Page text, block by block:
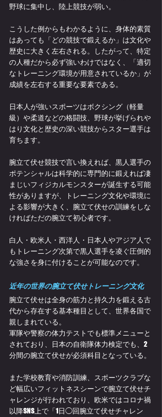
野球に集中し、陸上競技が弱い。
こうした例からもわかるように、身体的素質
はあっても「どの競技で鍛えるか」は文化や
歴史に大きく左右される。したがって、特定
の人種だから必ず強いわけではなく、「適切
なトレーニング環境が用意されているか」が
成績を左右する重要な要素である。
日本人が強いスポーツはボクシング（軽量
級）や柔道などの格闘技、野球が挙げられや
はり文化と歴史の深い競技からスター選手は
育ちます。
腕立て伏せ競技で言い換えれば、黒人選手の
ポテンシャルは科学的に専門的に鍛えれば凄
まじいフィジカルモンスターが誕生する可能
性がありますが、トレーニング文化や環境に
よる影響が大きく、腕立て伏せの訓練をしな
ければただの腕立て初心者です。
白人・欧米人・西洋人・日本人やアジア人で
もトレーニング次第で黒人選手を凌ぐ圧倒的
な強さを身に付けることが可能なのです。
近年の世界の腕立て伏せトレーニング文化
腕立て伏せは全身の筋力と持久力を鍛える古
代から存在する基本種目として、世界各国で
親しまれている。
軍隊や警察の体力テストでも標準メニューと
されており、日本の自衛隊体力検定でも、2
分間の腕立て伏せが必須科目となっている。
また学校教育や消防訓練、スポーツクラブな
ど幅広いフィットネスシーンで腕立て伏せチ
ャレンジが行われており、欧米ではコロナ禍
以降SNS上で「1日◯回腕立て伏せチャレン